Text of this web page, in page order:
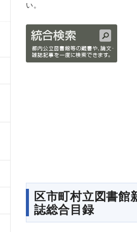
い。
区市町村立図書館
誌総合目録